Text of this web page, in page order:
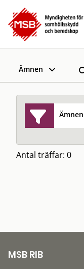
Ämnen
Antal träffar: 0
MSB RIB